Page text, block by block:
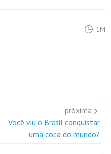
1M
próxima
Você viu o Brasil conquistar
uma copa do mundo?